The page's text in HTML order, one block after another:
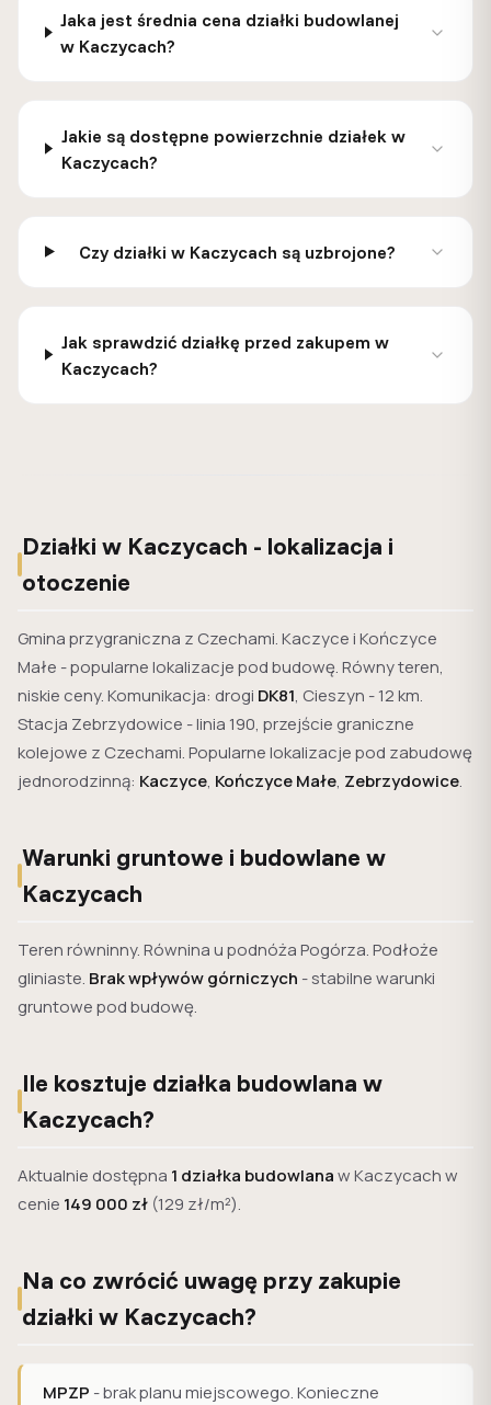
Jaka jest średnia cena działki budowlanej
w Kaczycach?
Jakie są dostępne powierzchnie działek w
Kaczycach?
Czy działki w Kaczycach są uzbrojone?
Jak sprawdzić działkę przed zakupem w
Kaczycach?
Działki w Kaczycach - lokalizacja i
otoczenie
Gmina przygraniczna z Czechami. Kaczyce i Kończyce
Małe - popularne lokalizacje pod budowę. Równy teren,
niskie ceny. Komunikacja: drogi DK81, Cieszyn - 12 km.
Stacja Zebrzydowice - linia 190, przejście graniczne
kolejowe z Czechami. Popularne lokalizacje pod zabudowę
jednorodzinną: Kaczyce, Kończyce Małe, Zebrzydowice.
Warunki gruntowe i budowlane w
Kaczycach
Teren równinny. Równina u podnóża Pogórza. Podłoże
gliniaste. Brak wpływów górniczych - stabilne warunki
gruntowe pod budowę.
Ile kosztuje działka budowlana w
Kaczycach?
Aktualnie dostępna 1 działka budowlanaw Kaczycach w
cenie 149 000 zł (129 zł/m²).
Na co zwrócić uwagę przy zakupie
działki w Kaczycach?
MPZP - brak planu miejscowego. Konieczne